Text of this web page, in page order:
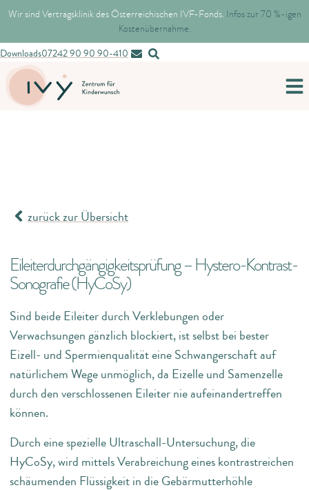
Wir sind Vertragsklinik des Österreichischen IVF-Fonds. Infos zur 70 %-igen
Kostenübernahme.
Downloads07242 90 90 90-410
zurück zur Übersicht
Eileiterdurchgängigkeitsprüfung – Hystero-Kontrast-
Sonografie (HyCoSy)
Sind beide Eileiter durch Verklebungen oder
Verwachsungen gänzlich blockiert, ist selbst bei bester
Eizell- und Spermienqualität eine Schwangerschaft auf
natürlichem Wege unmöglich, da Eizelle und Samenzelle
durch den verschlossenen Eileiter nie aufeinandertreffen
können.
Durch eine spezielle Ultraschall-Untersuchung, die
HyCoSy, wird mittels Verabreichung eines kontrastreichen
schäumenden Flüssigkeit in die Gebärmutterhöhle